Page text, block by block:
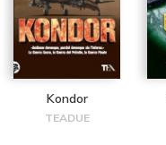
Kondor
TEADUE